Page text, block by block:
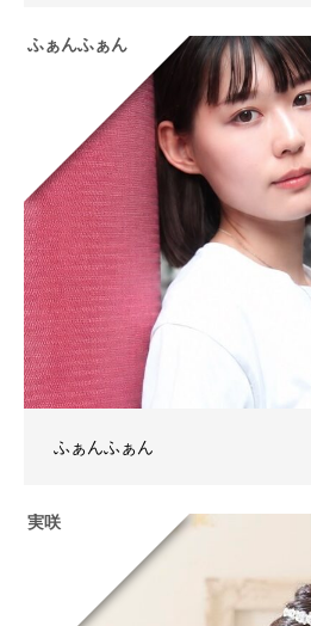
ふぁんふぁん
ふぁんふぁん
実咲